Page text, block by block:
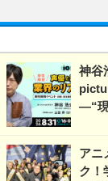
神谷
―“現
アニ
ク！